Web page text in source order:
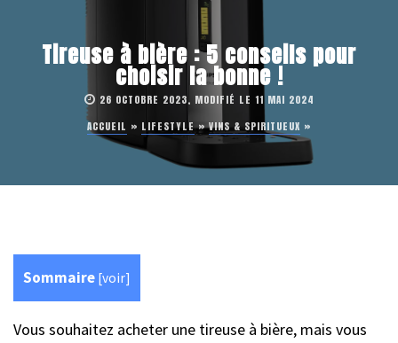
Tireuse à bière : 5 conseils pour
choisir la bonne !
26 OCTOBRE 2023, MODIFIÉ LE 11 MAI 2024
ACCUEIL » LIFESTYLE»VINS & SPIRITUEUX »
Sommaire [voir]
Vous souhaitez acheter une tireuse à bière, mais vous